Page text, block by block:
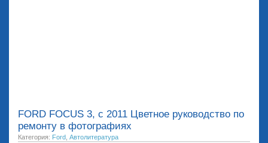
FORD FOCUS 3, с 2011 Цветное руководство по
ремонту в фотографиях
Категория: Ford Автолитература